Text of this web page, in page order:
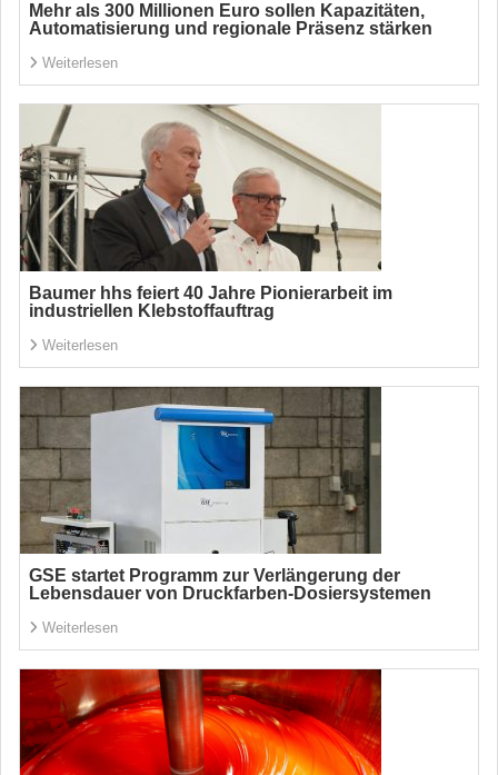
Mehr als 300 Millionen Euro sollen Kapazitäten,
Automatisierung und regionale Präsenz stärken
Weiterlesen
Baumer hhs feiert 40 Jahre Pionierarbeit im
industriellen Klebstoffauftrag
Weiterlesen
GSE startet Programm zur Verlängerung der
Lebensdauer von Druckfarben-Dosiersystemen
Weiterlesen